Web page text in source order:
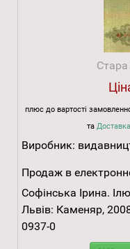
Стара
плюс до вартості
та
Виробник:
Продаж в
Софінська Ірина.
Львів: Каменяр,
0937-0